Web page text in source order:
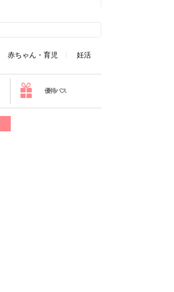
赤ちゃん・育児 妊活
優待パス